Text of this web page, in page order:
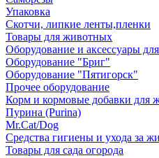
Упаковка
Скотчи, липкие ленты,пленки
Товары для животных
Оборудование и аксессуары
Оборудование "Бриг"
Оборудование "Пятигорск"
Прочее оборудование
Корм и кормовые добавки для
Пурина (Purina)
Mr.Cat/Dog
Средства гигиены и ухода за
Товары для сада огорода